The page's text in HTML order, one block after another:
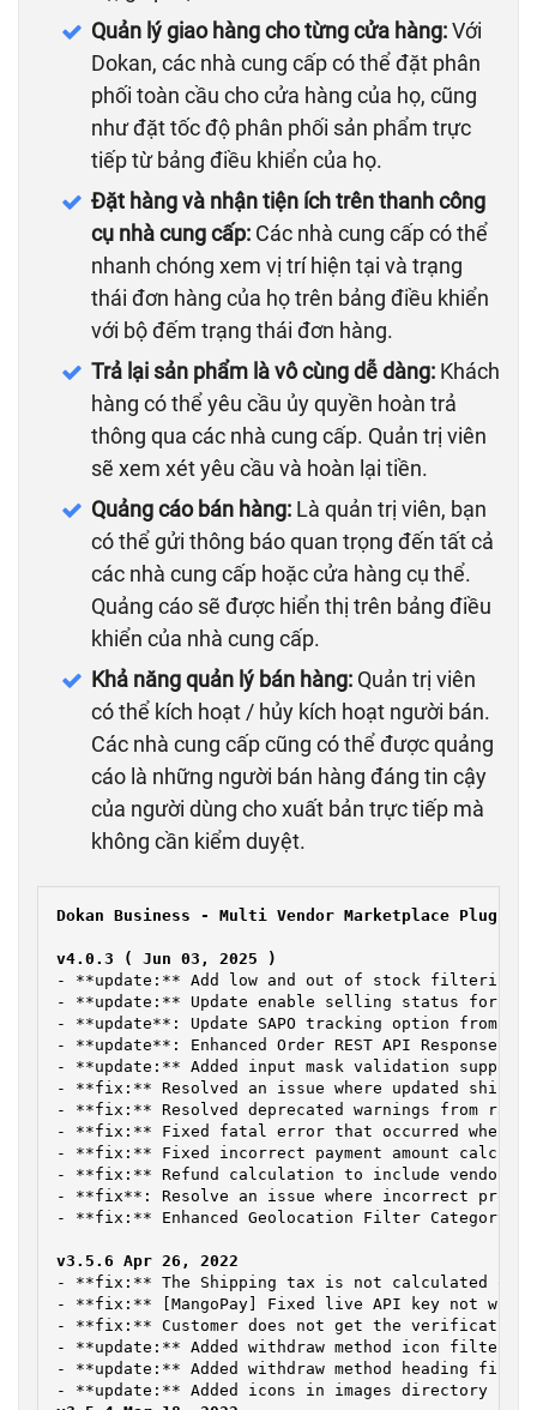
Quản lý giao hàng cho từng cửa hàng:Với
Dokan, các nhà cung cấp có thể đặt phân
phối toàn cầu cho cửa hàng của họ, cũng
như đặt tốc độ phân phối sản phẩm trực
tiếp từ bảng điều khiển của họ.
Đặt hàng và nhận tiện ích trên thanh công
cụ nhà cung cấp: Các nhà cung cấp có thể
nhanh chóng xem vị trí hiện tại và trạng
thái đơn hàng của họ trên bảng điều khiển
với bộ đếm trạng thái đơn hàng.
Trả lại sản phẩm là vô cùng dễ dàng: Khách
hàng có thể yêu cầu ủy quyền hoàn trả
thông qua các nhà cung cấp. Quản trị viên
sẽ xem xét yêu cầu và hoàn lại tiền.
Quảng cáo bán hàng: Là quản trị viên, bạn
có thể gửi thông báo quan trọng đến tất cả
các nhà cung cấp hoặc cửa hàng cụ thể.
Quảng cáo sẽ được hiển thị trên bảng điều
khiển của nhà cung cấp.
Khả năng quản lý bán hàng: Quản trị viên
có thể kích hoạt / hủy kích hoạt người bán.
Các nhà cung cấp cũng có thể được quảng
cáo là những người bán hàng đáng tin cậy
của người dùng cho xuất bản trực tiếp mà
không cần kiểm duyệt.
Dokan Business - Multi Vendor Marketplace Plugin
v4.0.3 ( Jun 03, 2025 )
- **update:** Add low and out of stock filtering
- **update:** Update enable selling status for
- **update**: Update SAPO tracking option from
- **update**: Enhanced Order REST API Response
- **update:** Added input mask validation
- **fix:** Resolved an issue where updated
- **fix:** Resolved deprecated warnings from
- **fix:** Fixed fatal error that occurred when
- **fix:** Fixed incorrect payment amount
- **fix:** Refund calculation to include vendor
- **fix**: Resolve an issue where incorrect
- **fix:** Enhanced Geolocation Filter Category
- **fix:** The Shipping tax is not calculated on
- **fix:** [MangoPay] Fixed live API key not
- **fix:** Customer does not get the
- **update:** Added withdraw method icon filter
- **update:** Added withdraw method heading filter